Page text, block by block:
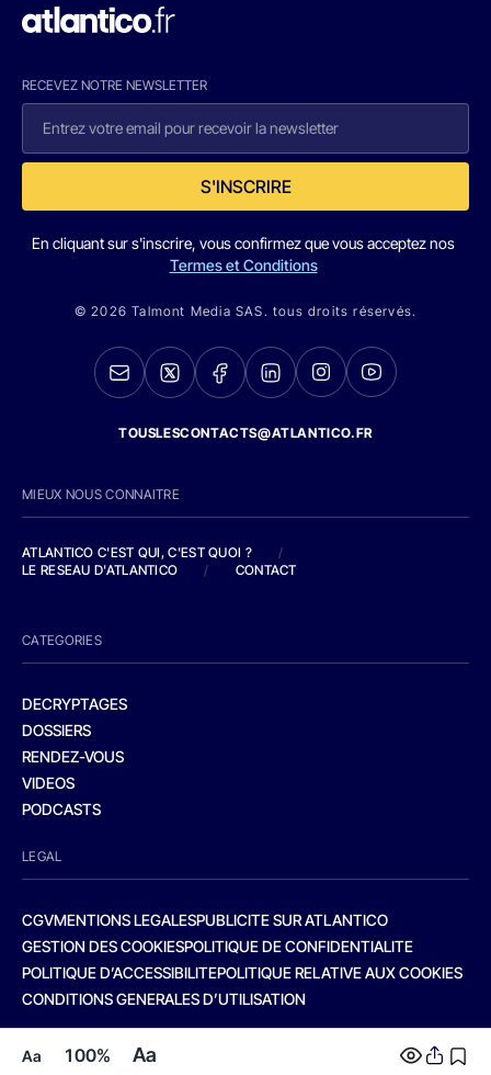
Aa 100% Aa
RECEVEZ NOTRE NEWSLETTER
S'INSCRIRE
En cliquant sur s'inscrire, vous confirmez que vous acceptez nos
Termes et Conditions
© 2026 Talmont Media SAS. tous droits réservés.
TOUSLESCONTACTS@ATLANTICO.FR
MIEUX NOUS CONNAITRE
ATLANTICO C'EST QUI, C'EST QUOI ?
/
LE RESEAU D'ATLANTICO
/ CONTACT
CATEGORIES
DECRYPTAGES
DOSSIERS
RENDEZ-VOUS
VIDEOS
PODCASTS
LEGAL
CGVMENTIONS LEGALESPUBLICITE SUR ATLANTICO
GESTION DES COOKIESPOLITIQUE DE CONFIDENTIALITE
POLITIQUE D’ACCESSIBILITEPOLITIQUE RELATIVE AUX COOKIES
CONDITIONS GENERALES D’UTILISATION